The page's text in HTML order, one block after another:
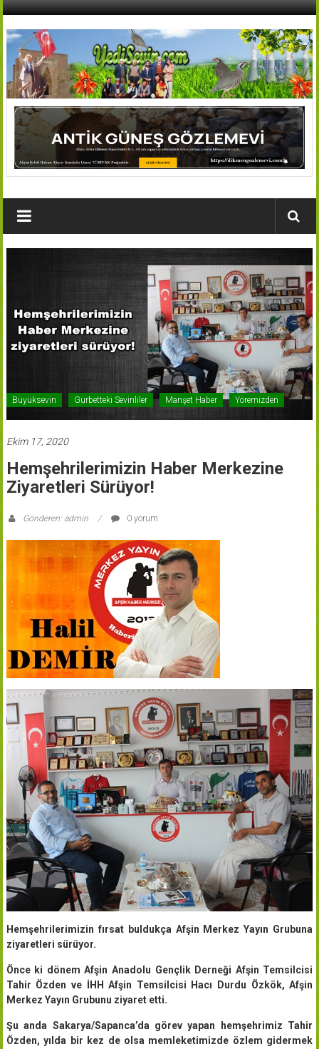
İçeriğe
AFŞİN
YEDİSEVİN
HABER
Köyleri
Büyüksevin Gurbetteki Sevinliler Manşet Haber Yöremizden
Ekim 17, 2020
Hemşehrilerimizin Haber Merkezine
Ziyaretleri Sürüyor!
Gönderen: admin 0 yorum
Hemşehrilerimizin fırsat buldukça Afşin Merkez Yayın Grubuna
ziyaretleri sürüyor.
Önce ki dönem Afşin Anadolu Gençlik Derneği Afşin Temsilcisi
Tahir Özden ve İHH Afşin Temsilcisi Hacı Durdu Özkök, Afşin
Merkez Yayın Grubunu ziyaret etti.
Şu anda Sakarya/Sapanca’da görev yapan hemşehrimiz Tahir
Özden, yılda bir kez de olsa memleketimizde özlem gidermek